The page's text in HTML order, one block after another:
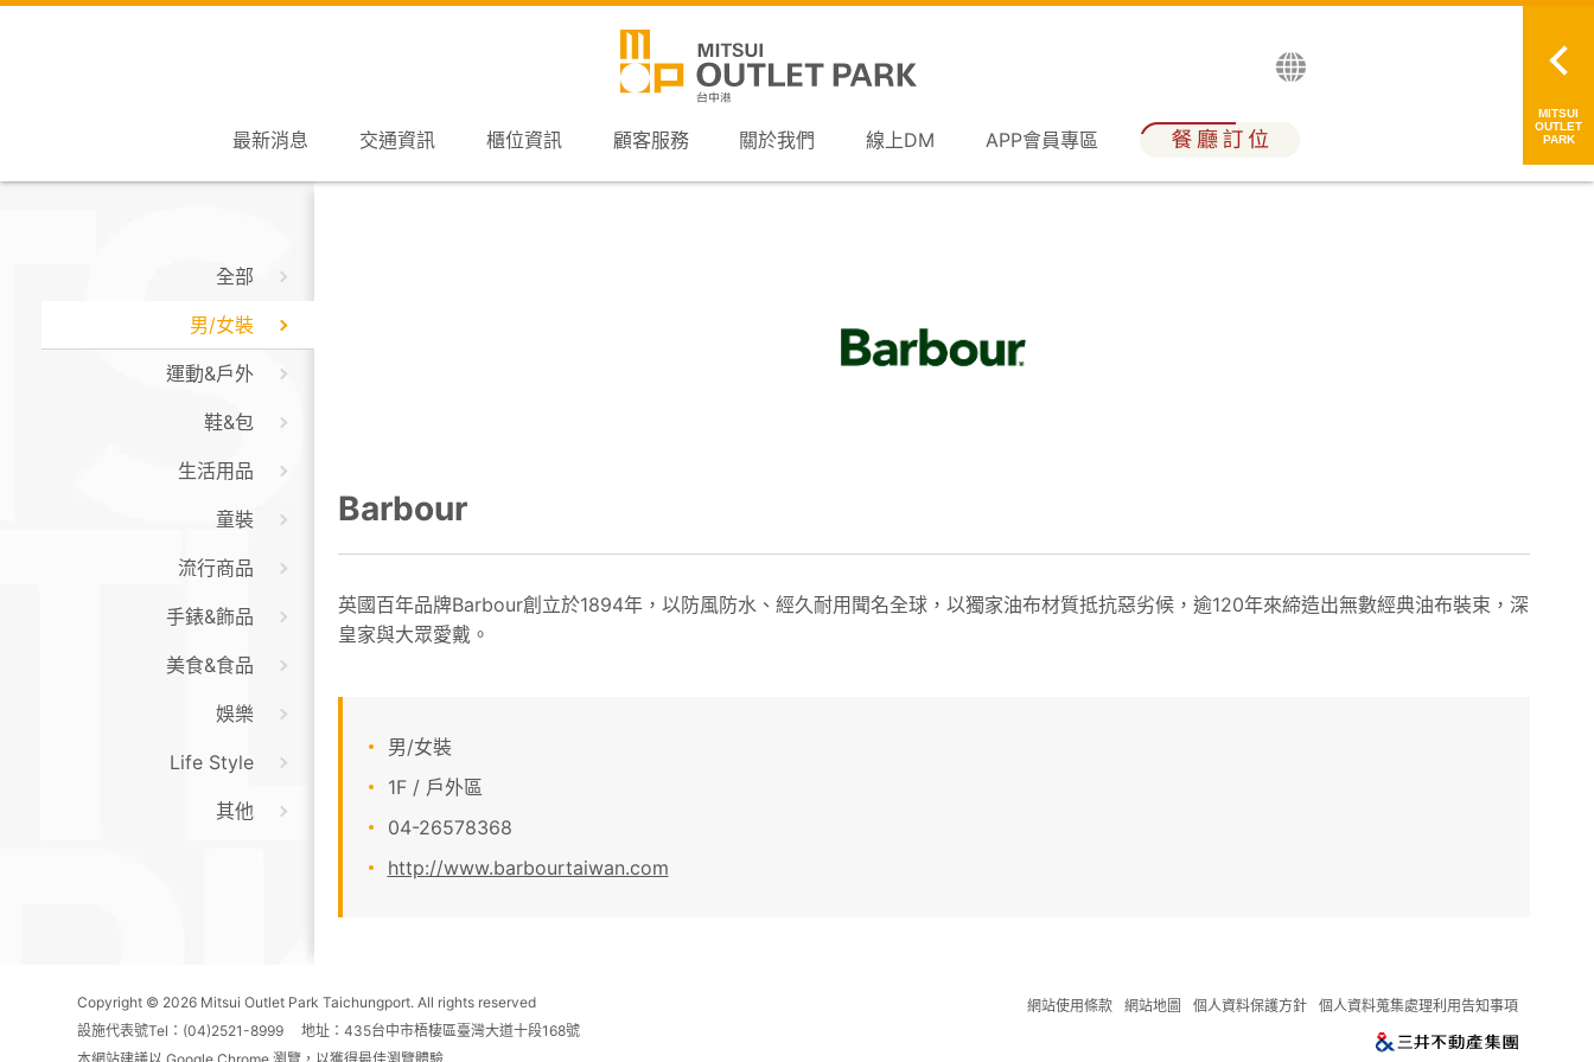
最新消息 交通資訊 櫃位資訊 顧客服務 關於我們 線上DM APP會員專區
MITSUI
OUTLET
PARK
全部
男/女裝
運動&戶外
鞋&包
生活用品
童裝
流行商品
手錶&飾品
美食&食品
娛樂
Life Style
其他
Barbour
英國百年品牌Barbour創立於1894年，以防風防水、經久耐用聞名全球，以獨家油布材質抵抗惡劣候，逾120年來締造出無數經典油布裝束，深
皇家與大眾愛戴。
男/女裝
1F / 戶外區
04-26578368
http://www.barbourtaiwan.com
Copyright © 2026 Mitsui Outlet Park Taichungport. All rights reserved
設施代表號Tel：(04)2521-8999 地址：435台中市梧棲區臺灣大道十段168號
網站使用條款 網站地圖 個人資料保護方針 個人資料蒐集處理利用告知事項